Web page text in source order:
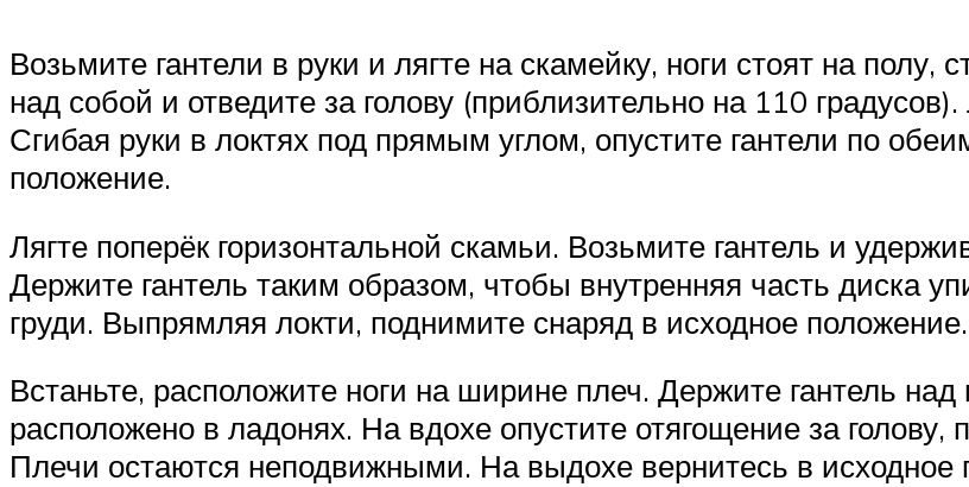
Возьмите гантели в руки и лягте на скамейку, ноги стоят на
над собой и отведите за голову (приблизительно на 110
Сгибая руки в локтях под прямым углом, опустите гантели по
положение.
Лягте поперёк горизонтальной скамьи. Возьмите гантель и
Держите гантель таким образом, чтобы внутренняя часть диска
груди. Выпрямляя локти, поднимите снаряд в исходное положение.
Встаньте, расположите ноги на ширине плеч. Держите гантель
расположено в ладонях. На вдохе опустите отягощение за голову,
Плечи остаются неподвижными. На выдохе вернитесь в исходное